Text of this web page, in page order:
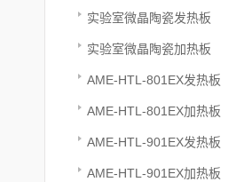
实验室微晶陶瓷发热板
实验室微晶陶瓷加热板
AME-HTL-801EX发热板
AME-HTL-801EX加热板
AME-HTL-901EX发热板
AME-HTL-901EX加热板